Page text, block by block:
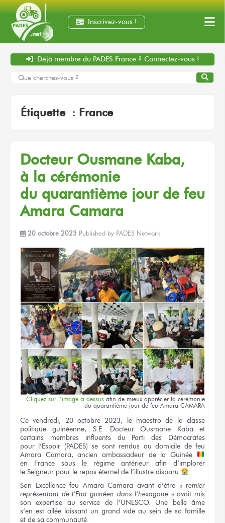
Inscrivez-vous !
Déjà membre du PADES France ? Connectez-vous !
Étiquette : France
Docteur Ousmane Kaba,
à la cérémonie
du quarantièmejour de feu
Amara Camara
20 octobre 2023 Published by PADES Network
Cliquez sur l’image ci-dessus afin de mieux apprécier la cérémonie
du quarantième jour de feu Amara CAMARA
Ce vendredi, 20 octobre 2023, le maestro de la classe
politique guinéenne, S.E. Docteur Ousmane Kaba
et
certains membres influents du Parti
des Démocrates
pour l’Espoir (PADES)se sont rendus au domicile de feu
Amara Camara, ancien ambassadeur de la Guinée
en France
sous le régime antérieur afin d’implorer
le Seigneur pour le repos éternel de l’illustre disparu
.
Son Excellencefeu Amara Camara avant d’être « remier
représentant de l’Etat guinéen dans l’hexagone » avait mis
son expertise au service de l’UNESCO. Une belleâme
s’en est allée laissant un grand vide au sein de sa famille
et de sa communauté.